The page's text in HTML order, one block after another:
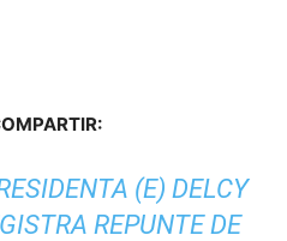
(E) DELCY
REPUNTE DE